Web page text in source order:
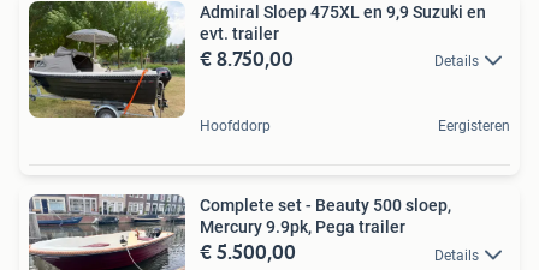
Admiral Sloep 475XL en 9,9 Suzuki en
evt. trailer
€ 8.750,00 Details
Hoofddorp Eergisteren
Complete set - Beauty 500 sloep,
Mercury 9.9pk, Pega trailer
€ 5.500,00 Details